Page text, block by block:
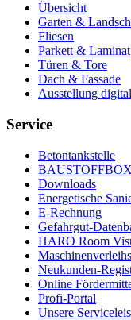
Übersicht
Garten &
Fliesen
Parkett & Laminat
Türen & Tore
Dach & Fassade
Ausstellung digital
Service
Betontankstelle
BAUSTOFFBOX
Downloads
Energetische
E-Rechnung
Gefahrgut-
HARO Room
Neukunden-
Online
Profi-Portal
Unsere